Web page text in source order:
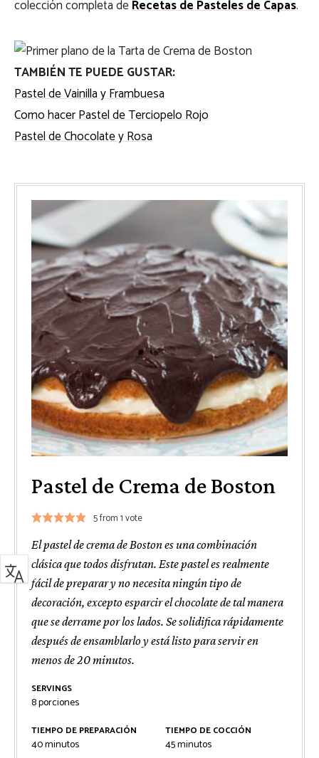
colección completa deRecetas de Pasteles de Capas.
TAMBIÉN TE PUEDE GUSTAR:
Pastel de Vainilla y Frambuesa
Como hacer Pastel de Terciopelo Rojo
Pastel de Chocolate y Rosa
Pastel de Crema de Boston
5from 1 vote
El pastel de crema de Boston es una combinación
clásica que todos disfrutan. Este pastel es realmente
fácil de preparar y no necesita ningún tipo de
decoración, excepto esparcir el chocolate de tal manera
que se derrame por los lados. Se solidifica rápidamente
después de ensamblarlo y está listo para servir en
menos de 20 minutos.
SERVINGS
8porciones
TIEMPO DE PREPARACIÓN
40minutos
minutos
TIEMPO DE COCCIÓN
45minutos
minutos